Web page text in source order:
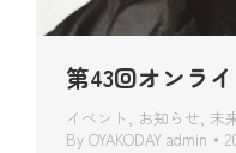
第43回オンラ
イベント , お知らせ, 未
By OYAKODAY admin